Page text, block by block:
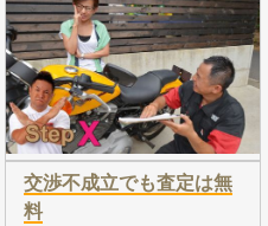
交渉不成立でも査定は無
料